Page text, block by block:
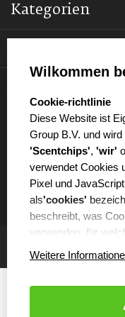
Kategorien
Wilkommen
select language
Cookie-richtlinie
Diese Website ist
Group B.V. und
'Scentchips', 'wir'
verwendet Cookies
Pixel und
als'cookies'
beschreibt, was
verwenden, für
welchen Partnern
Sie besuchen, auf
Weitere